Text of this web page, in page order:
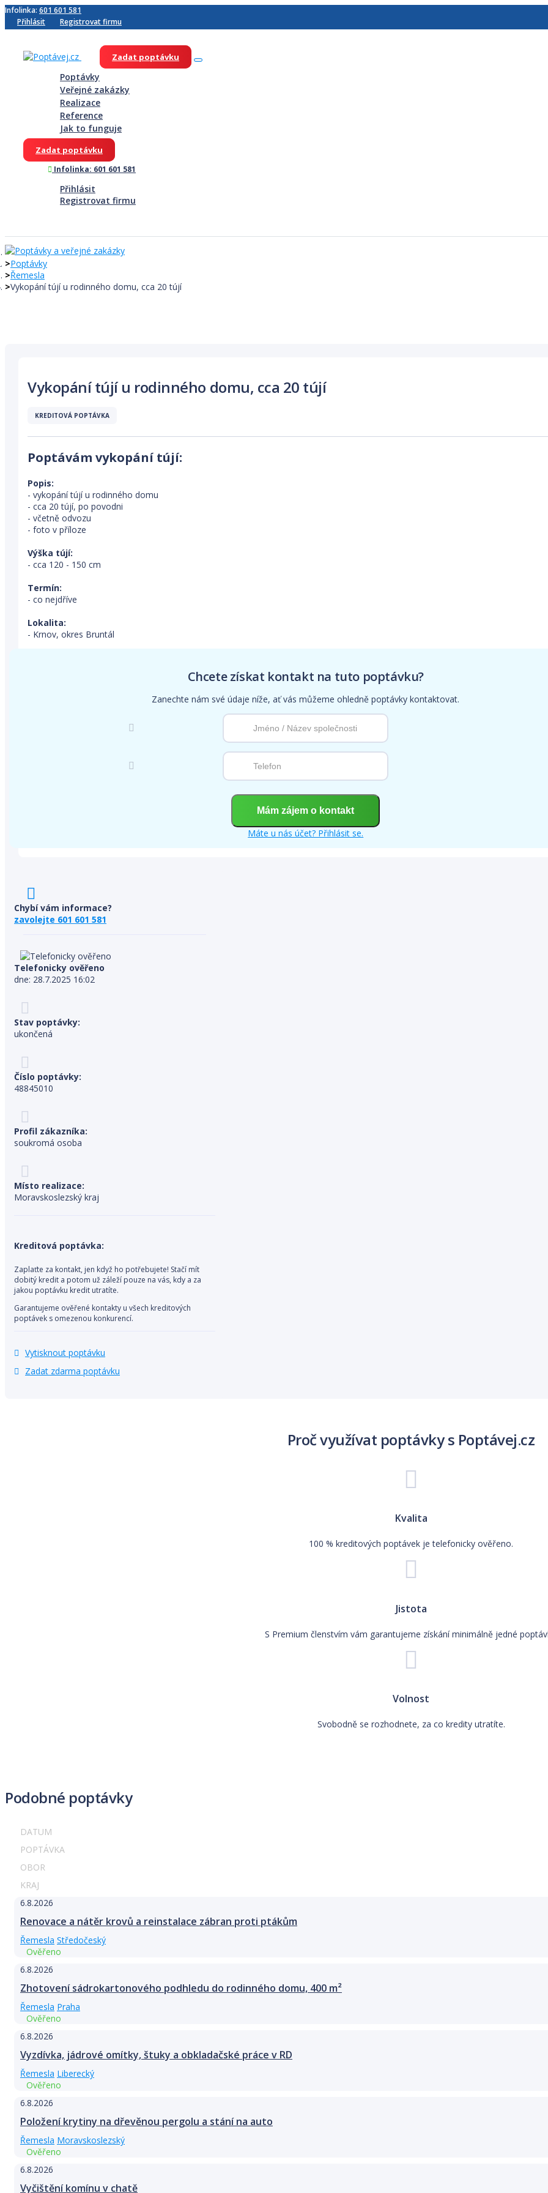
Infolinka: 601 601 581
Přihlásit
Registrovat firmu
Zadat poptávku
Poptávky
Veřejné zakázky
Realizace
Reference
Jak to funguje
Zadat poptávku
Infolinka: 601 601 581
Přihlásit
Registrovat firmu
Poptávky
Řemesla
Vykopání tújí u rodinného domu, cca 20 tújí
Vykopání tújí u rodinného domu, cca 20 tújí
KREDITOVÁ POPTÁVKA
Poptávám vykopání tújí:
Popis:
- vykopání tújí u rodinného domu
- cca 20 tújí, po povodni
- včetně odvozu
- foto v příloze
Výška tújí:
- cca 120 - 150 cm
Termín:
- co nejdříve
Lokalita:
- Krnov, okres Bruntál
Chcete získat kontakt na tuto poptávku?
Zanechte nám své údaje níže, ať vás můžeme ohledně poptávky kontaktovat.
Máte u nás účet? Přihlásit se.
Chybí vám informace?
zavolejte 601 601 581
Telefonicky ověřeno
dne: 28.7.2025 16:02
Stav poptávky:
ukončená
Číslo poptávky:
48845010
Profil zákazníka:
soukromá osoba
Místo realizace:
Moravskoslezský kraj
Kreditová poptávka:
Zaplaťte za kontakt, jen když ho potřebujete! Stačí mít
dobitý kredit a potom už záleží pouze na vás, kdy a za
jakou poptávku kredit utratíte.
Garantujeme ověřené kontakty u všech kreditových
poptávek s omezenou konkurencí.
Vytisknout poptávku
Zadat zdarma poptávku
Proč využívat poptávky s Poptávej.cz
Kvalita
100 % kreditových poptávek je telefonicky ověřeno.
Jistota
S Premium členstvím vám garantujeme získání minimálně jedné
Volnost
Svobodně se rozhodnete, za co kredity utratíte.
Podobné poptávky
DATUM
POPTÁVKA
OBOR
KRAJ
6.8.2026
Renovace a nátěr krovů a reinstalace zábran proti ptákům
Řemesla Středočeský
Ověřeno
6.8.2026
Zhotovení sádrokartonového podhledu do rodinného domu, 400 m²
Řemesla Praha
Ověřeno
6.8.2026
Vyzdívka, jádrové omítky, štuky a obkladačské práce v RD
Řemesla Liberecký
Ověřeno
6.8.2026
Položení krytiny na dřevěnou pergolu a stání na auto
Řemesla Moravskoslezský
Ověřeno
6.8.2026
Vyčištění komínu v chatě